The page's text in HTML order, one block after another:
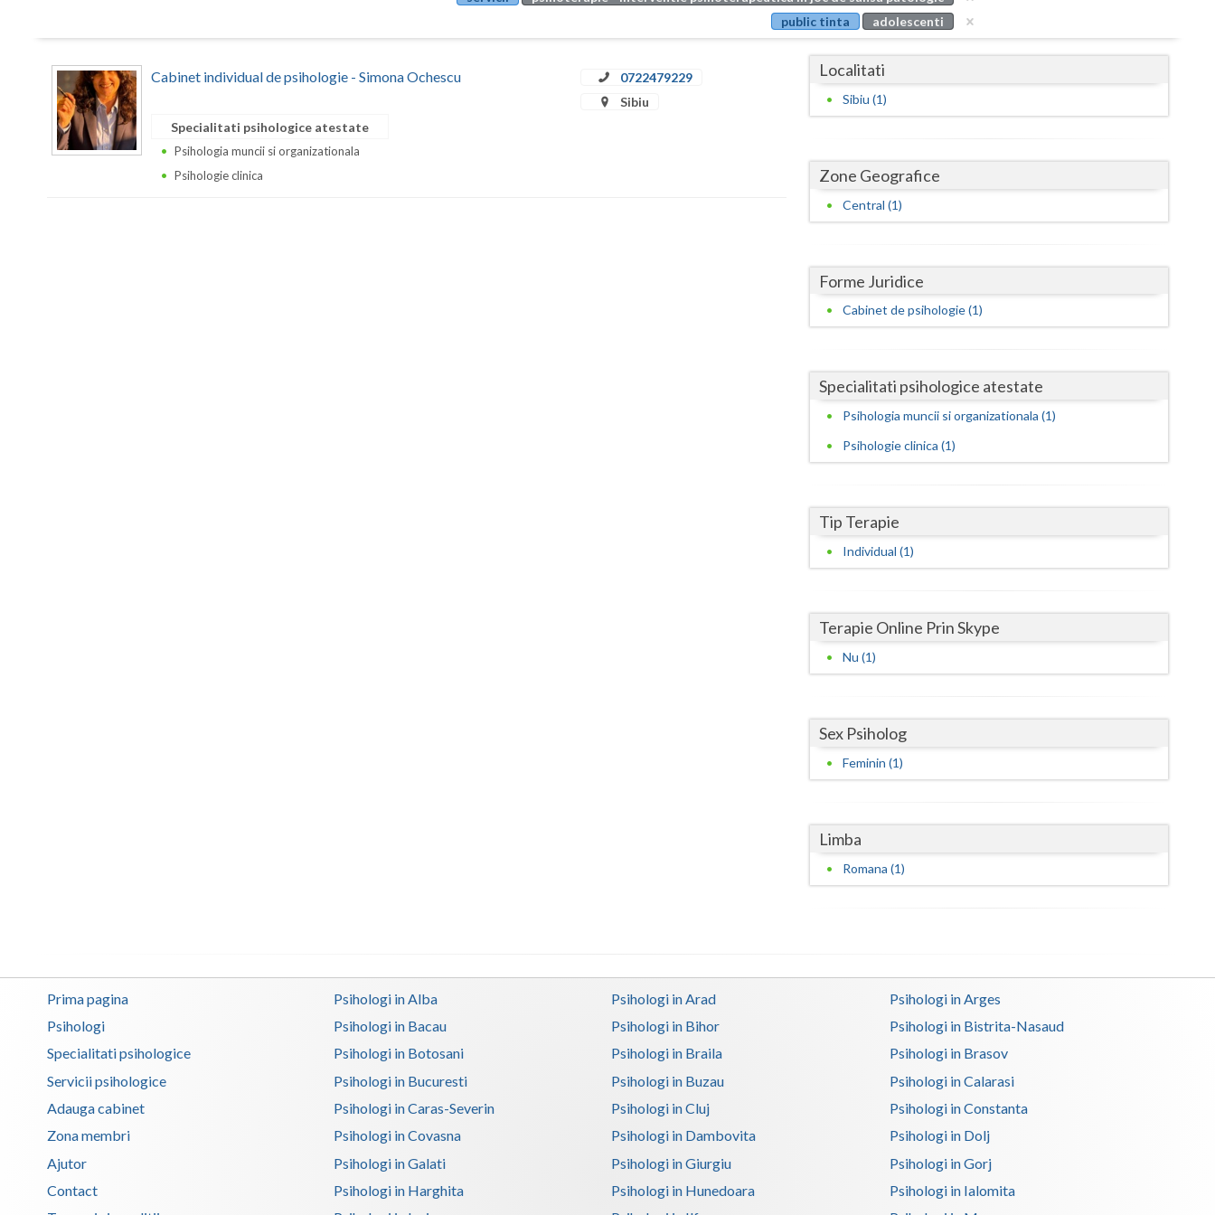
Buzau
Cluj
Covasna
Dambovita
Dolj
Galati
Gorj
Harghita
Hunedoara
Mehedinti
Tulcea
Valcea
Vrancea
public tinta
adolescenti
Cabinet individual de psihologie - Simona Ochescu
0722479229
Sibiu
Specialitati psihologice atestate
Psihologia muncii si organizationala
Psihologie clinica
Localitati
Sibiu (1)
Zone Geografice
Central (1)
Forme Juridice
Cabinet de psihologie (1)
Specialitati psihologice atestate
Psihologia muncii si organizationala (1)
Psihologie clinica (1)
Tip Terapie
Individual (1)
Terapie Online Prin Skype
Nu (1)
Sex Psiholog
Feminin (1)
Limba
Romana (1)
Prima pagina
Psihologi
Specialitati psihologice
Servicii psihologice
Adauga cabinet
Zona membri
Ajutor
Contact
Psihologi in Alba Psihologi in Arad
Psihologi in Arges
Psihologi in Bacau
Psihologi in Bihor
Psihologi in Bistrita-Nasaud
Psihologi in Botosani
Psihologi in Braila
Psihologi in Brasov
Psihologi in Bucuresti
Psihologi in Buzau
Psihologi in Calarasi
Psihologi in Caras-Severin
Psihologi in Cluj
Psihologi in Constanta
Psihologi in Covasna
Psihologi in Dambovita
Psihologi in Dolj
Psihologi in Galati
Psihologi in Giurgiu
Psihologi in Gorj
Psihologi in Harghita
Psihologi in Hunedoara
Psihologi in Ialomita